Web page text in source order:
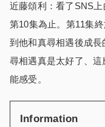
近藤頌利：看了SNS
第10集為止。第11集
到他和真尋相遇後成
尋相遇真是太好了、
能感受。
Information